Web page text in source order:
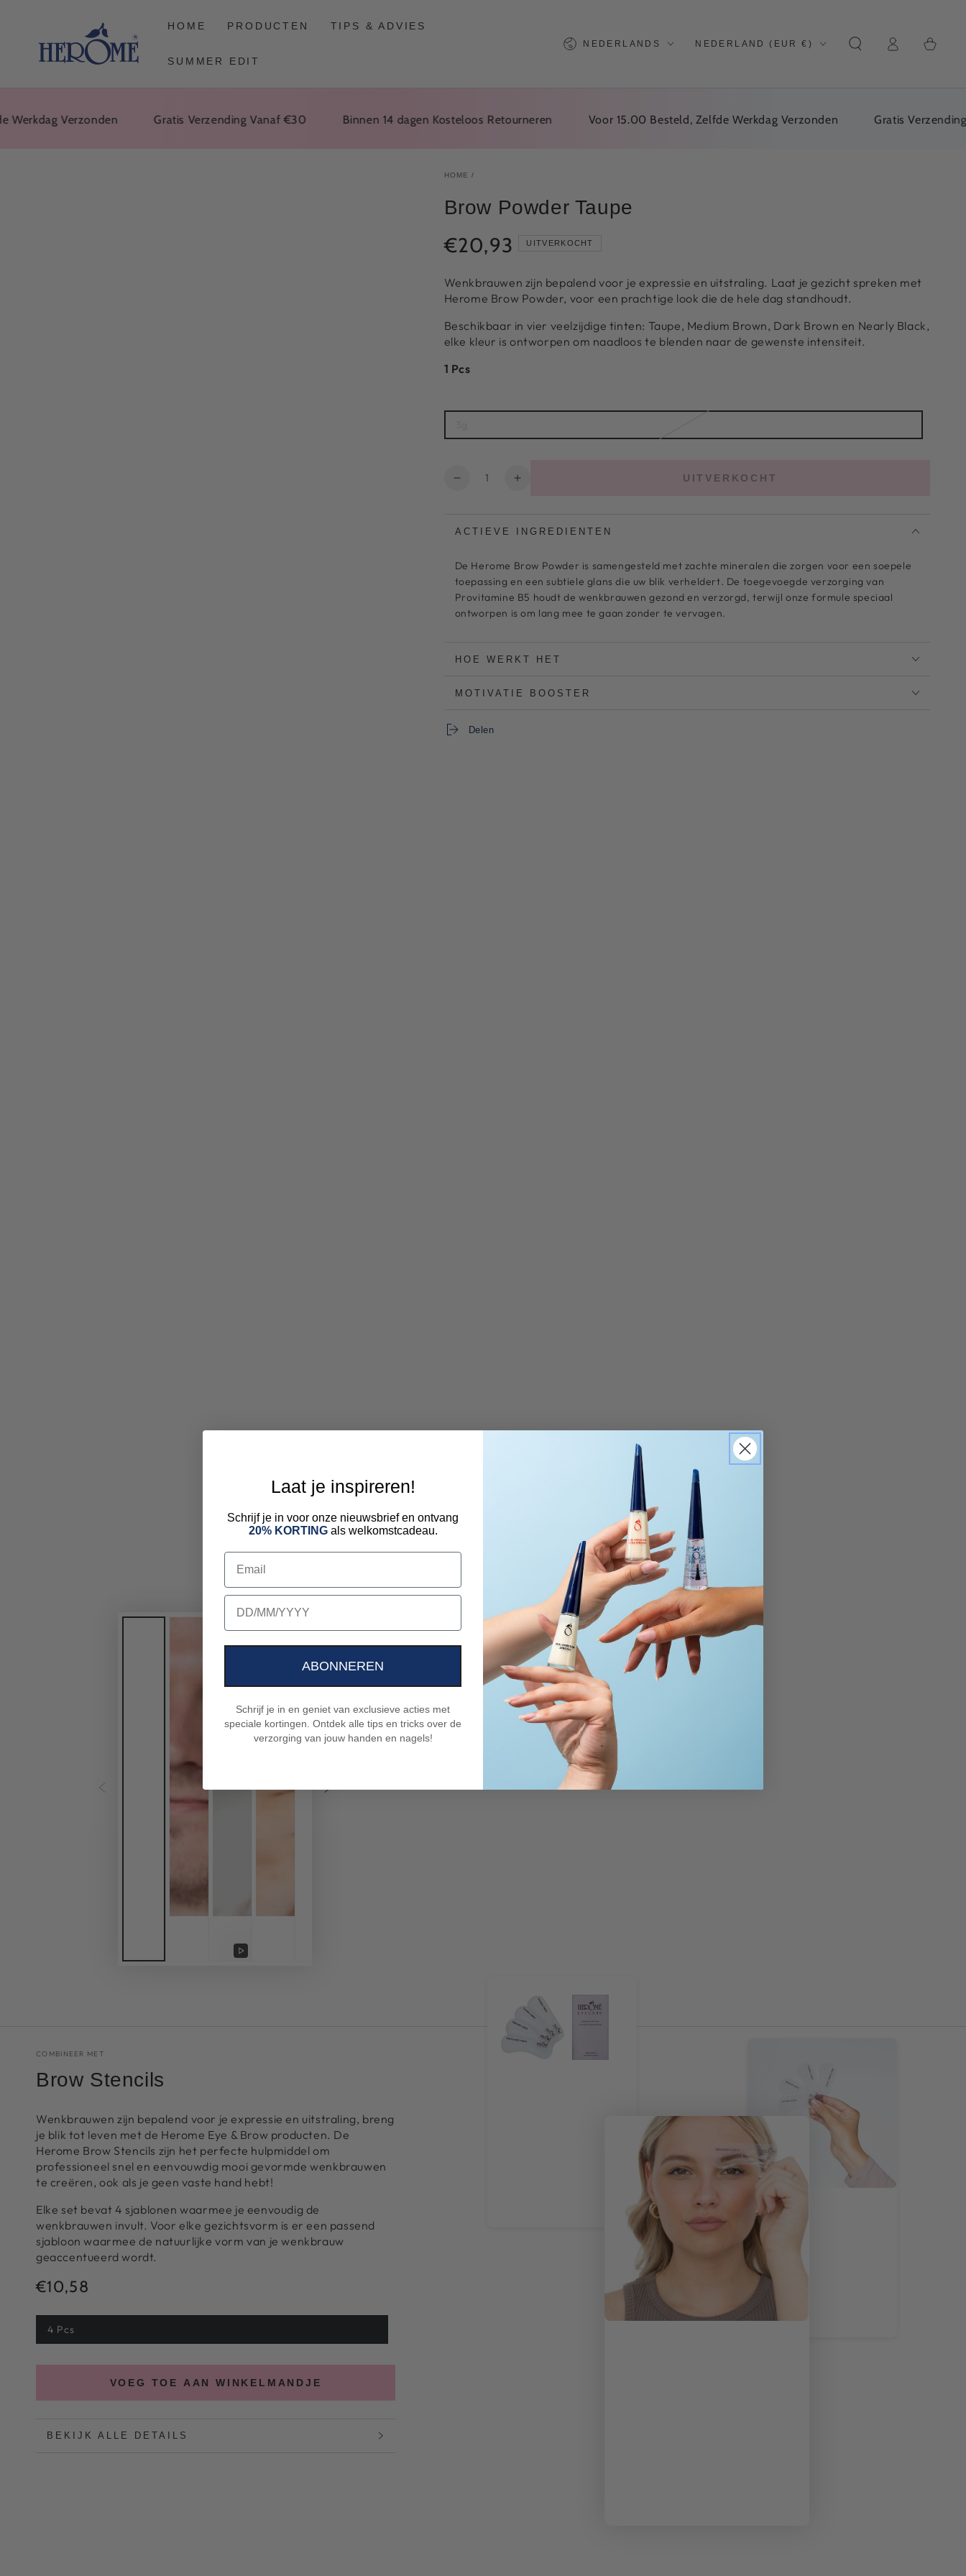
HOME PRODUCTEN TIPS & ADVIES
SUMMER EDIT
Taal
NEDERLANDS NEDERLAND (EUR €)
In
Winkelwagen
Verzonden Gratis Verzending Vanaf €30 Binnen 14 dagen Kosteloos Retourneren Voor 15.00 Besteld, Zelfde Werkdag Verzonden Gratis Verzending
Video
HOME /
Brow Powder Taupe
Normale
€20,93 UITVERKOCHT
Wenkbrauwen zijn bepalend voor je expressie en uitstraling. Laat je gezicht spreken met
Herome Brow Powder, voor een prachtige look die de hele dag standhoudt.
Beschikbaar in vier veelzijdige tinten: Taupe, Medium Brown, Dark Brown en Nearly Black,
elke kleur is ontworpen om naadloos te blenden naar de gewenste intensiteit.
1 Pcs
Hoeveelheid
Aantal
Brow
Taupe
Verhoog
voor
Powder
UITVERKOCHT
ACTIEVE INGREDIENTEN
De Herome Brow Powder is samengesteld met zachte mineralen die zorgen voor een soepele
toepassing en een subtiele glans die uw blik verheldert. De toegevoegde verzorging van
Provitamine B5 houdt de wenkbrauwen gezond en verzorgd, terwijl onze formule speciaal
ontworpen is om lang mee te gaan zonder te vervagen.
HOE WERKT HET
MOTIVATIE BOOSTER
Delen
COMBINEER MET
Brow Stencils
Wenkbrauwen zijn bepalend voor je expressie en uitstraling, breng
je blik tot leven met de Herome Eye & Brow producten. De
Herome Brow Stencils zijn het perfecte hulpmiddel om
professioneel snel en eenvouwdig mooi gevormde wenkbrauwen
te creëren, ook als je geen vaste hand hebt!
Elke set bevat 4 sjablonen waarmee je eenvoudig de
wenkbrauwen invult. Voor elke gezichtsvorm is er een passend
sjabloon waarmee de natuurlijke vorm van je wenkbrauw
geaccentueerd wordt.
Normale
€10,58
4 Pcs
VOEG TOE AAN WINKELMANDJE
BEKIJK ALLE DETAILS
Laat je inspireren!
Schrijf je in voor onze nieuwsbrief en ontvang
20% KORTINGals welkomstcadeau.
Email
birthday
ABONNEREN
Schrijf je in en geniet van exclusieve acties met
speciale kortingen. Ontdek alle tips en tricks over de
verzorging van jouw handen en nagels!